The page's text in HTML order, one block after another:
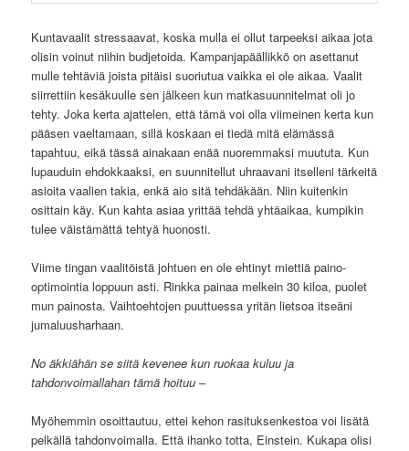
Kuntavaalit stressaavat, koska mulla ei ollut tarpeeksi aikaa jota
olisin voinut niihin budjetoida. Kampanjapäällikkö on asettanut
mulle tehtäviä joista pitäisi suoriutua vaikka ei ole aikaa. Vaalit
siirrettiin kesäkuulle sen jälkeen kun matkasuunnitelmat oli jo
tehty. Joka kerta ajattelen, että tämä voi olla viimeinen kerta kun
pääsen vaeltamaan, sillä koskaan ei tiedä mitä elämässä
tapahtuu, eikä tässä ainakaan enää nuoremmaksi muututa. Kun
lupauduin ehdokkaaksi, en suunnitellut uhraavani itselleni tärkeitä
asioita vaalien takia, enkä aio sitä tehdäkään. Niin kuitenkin
osittain käy. Kun kahta asiaa yrittää tehdä yhtäaikaa, kumpikin
tulee väistämättä tehtyä huonosti.
Viime tingan vaalitöistä johtuen en ole ehtinyt miettiä paino-
optimointia loppuun asti. Rinkka painaa melkein 30 kiloa, puolet
mun painosta. Vaihtoehtojen puuttuessa yritän lietsoa itseäni
jumaluusharhaan.
No äkkiähän se siitä kevenee kun ruokaa kuluu ja
tahdonvoimallahan tämä hoituu –
Myöhemmin osoittautuu, ettei kehon rasituksenkestoa voi lisätä
pelkällä tahdonvoimalla. Että ihanko totta, Einstein. Kukapa olisi